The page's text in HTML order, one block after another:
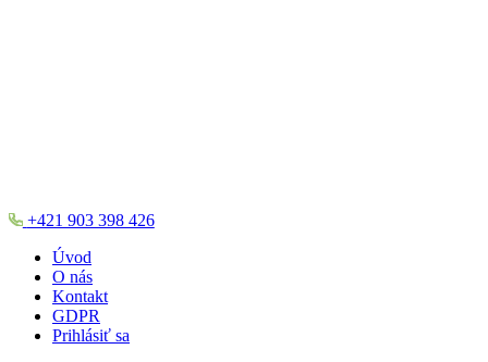
+421 903 398 426
Úvod
O nás
Kontakt
GDPR
Prihlásiť sa